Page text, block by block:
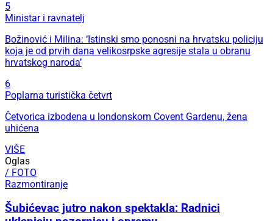
5
Ministar i ravnatelj
Božinović i Milina: ‘Istinski smo ponosni na hrvatsku policiju
koja je od prvih dana velikosrpske agresije stala u obranu
hrvatskog naroda’
6
Poplarna turistička četvrt
Četvorica izbodena u londonskom Covent Gardenu, žena
uhićena
VIŠE
Oglas
/ FOTO
Razmontiranje
Šubićevac jutro nakon spektakla: Radnici